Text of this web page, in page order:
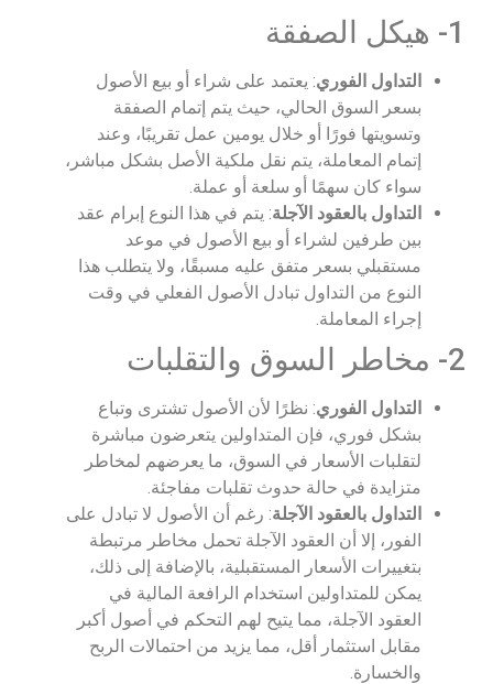
1- هيكل الصفقة
التداول الفوري: يعتمد على شراء أو بيع الأصول
بسعر السوق الحالي، حيث يتم إتمام الصفقة
وتسويتها فورًا أو خلال يومين عمل تقريبًا، وعند
إتمام المعاملة، يتم نقل ملكية الأصل بشكل مباشر،
سواء كان سهمًا أو سلعة أو عملة.
التداول بالعقود الآجلة: يتم في هذا النوع إبرام عقد
بين طرفين لشراء أو بيع الأصول في موعد
مستقبلي بسعر متفق عليه مسبقًا، ولا يتطلب هذا
النوع من التداول تبادل الأصول الفعلي في وقت
إجراء المعاملة.
2- مخاطر السوق والتقلبات
التداول الفوري: نظرًا لأن الأصول تشترى وتباع
بشكل فوري، فإن المتداولين يتعرضون مباشرة
لتقلبات الأسعار في السوق، ما يعرضهم لمخاطر
متزايدة في حالة حدوث تقلبات مفاجئة.
التداول بالعقود الآجلة: رغم أن الأصول لا تبادل على
الفور، إلا أن العقود الآجلة تحمل مخاطر مرتبطة
بتغييرات الأسعار المستقبلية، بالإضافة إلى ذلك،
يمكن للمتداولين استخدام الرافعة المالية في
العقود الآجلة، مما يتيح لهم التحكم في أصول أكبر
مقابل استثمار أقل، مما يزيد من احتمالات الربح
والخسارة.